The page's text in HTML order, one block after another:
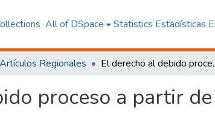
All of DSpace Statistics Estadísticas
Artículos Regionales El derecho al
proceso a partir